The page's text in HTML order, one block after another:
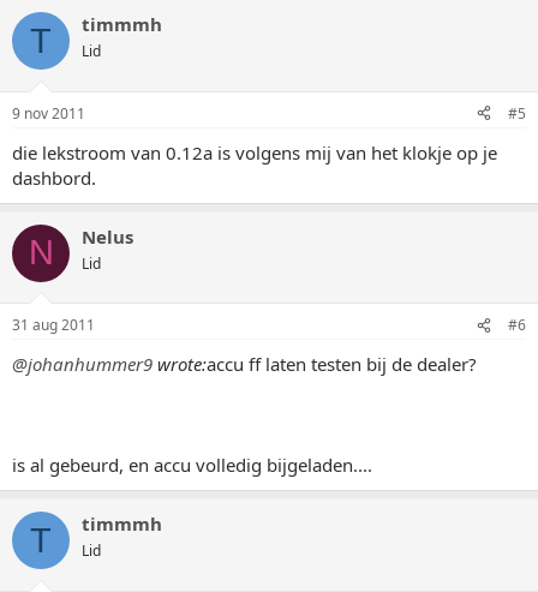
T timmmh
Lid
9 nov 2011 #5
die lekstroom van 0.12a is volgens mij van het klokje op je
dashbord.
N Nelus
Lid
31 aug 2011 #6
@johanhummer9 wrote:accu ff laten testen bij de dealer?
is al gebeurd, en accu volledig bijgeladen....
T timmmh
Lid